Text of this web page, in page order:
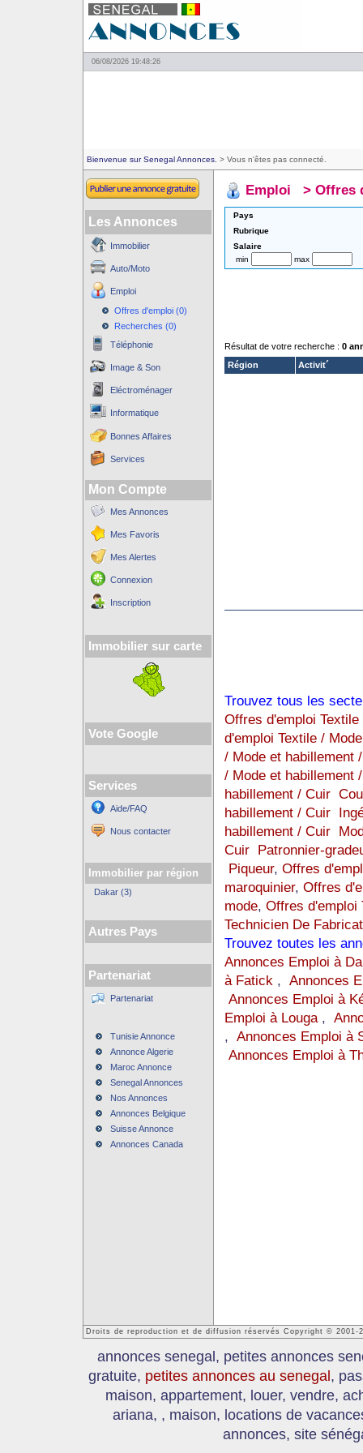
06/08/2026 19:48:26
Bienvenue sur Senegal Annonces. > Vous n'êtes pas connecté.
Les Annonces
Immobilier
Auto/Moto
Emploi
Offres d'emploi (0)
Recherches (0)
Téléphonie
Image & Son
Eléctroménager
Informatique
Bonnes Affaires
Services
Mon Compte
Mes Annonces
Mes Favoris
Mes Alertes
Connexion
Inscription
Immobilier sur carte
Vote Google
Services
Aide/FAQ
Nous contacter
Immobilier par région
Dakar (3)
Autres Pays
Partenariat
Partenariat
Tunisie Annonce
Annonce Algerie
Maroc Annonce
Senegal Annonces
Nos Annonces
Annonces Belgique
Suisse Annonce
Annonces Canada
Emploi > Offres
Pays
Rubrique
Salaire
min
max
Résultat de votre recherche : 0
Région
Activit´
Trouvez tous les
Offres d'emploi
d'emploi Textile /
/ Mode et habillement
/ Mode et habillement
habillement / Cuir
habillement / Cuir
habillement / Cuir
Cuir Patronnier-
Piqueur, Offres
maroquinier, Offres
mode, Offres d'emploi
Technicien De
Trouvez toutes les
Annonces Emploi à
à Fatick, Annonces
Annonces Emploi à
Emploi à Louga,
, Annonces Emploi à
Annonces Emploi à
Droits de reproduction et de diffusion réservés Copyright © 2001-
annonces senegal, petites annonces
gratuite, petites annonces au senegal ,
maison, appartement, louer, vendre,
ariana, , maison, locations de
annonces, site